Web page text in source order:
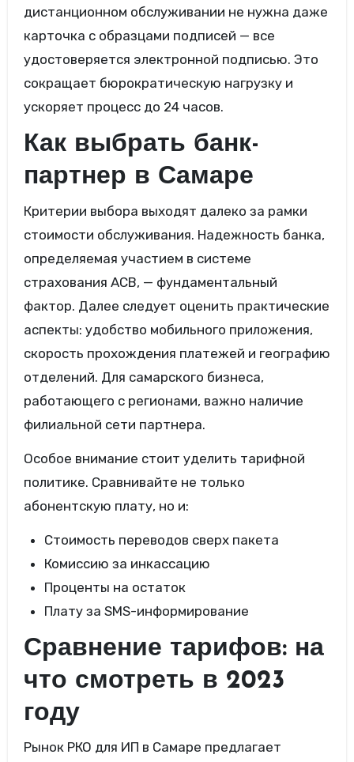
дистанционном обслуживании не нужна даже
карточка с образцами подписей — все
удостоверяется электронной подписью. Это
сокращает бюрократическую нагрузку и
ускоряет процесс до 24 часов.
Как выбрать банк-
партнер в Самаре
Критерии выбора выходят далеко за рамки
стоимости обслуживания. Надежность банка,
определяемая участием в системе
страхования АСВ, — фундаментальный
фактор. Далее следует оценить практические
аспекты: удобство мобильного приложения,
скорость прохождения платежей и географию
отделений. Для самарского бизнеса,
работающего с регионами, важно наличие
филиальной сети партнера.
Особое внимание стоит уделить тарифной
политике. Сравнивайте не только
абонентскую плату, но и:
Стоимость переводов сверх пакета
Комиссию за инкассацию
Проценты на остаток
Плату за SMS-информирование
Сравнение тарифов: на
что смотреть в 2023
году
Рынок РКО для ИП в Самаре предлагает